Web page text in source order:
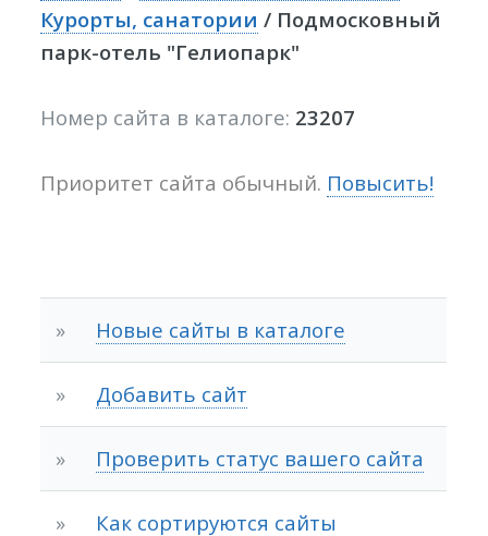
Курорты, санатории / Подмосковный
парк-отель "Гелиопарк"
Номер сайта в каталоге: 23207
Приоритет сайта обычный. Повысить!
» Новые сайты в каталоге
» Добавить сайт
» Проверить статус вашего сайта
» Как сортируются сайты